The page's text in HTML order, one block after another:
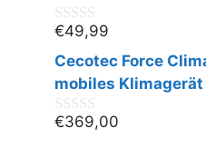
0
v
o
n
€49,99
Cecotec Force
mobiles Klimagerät
0
€369,00